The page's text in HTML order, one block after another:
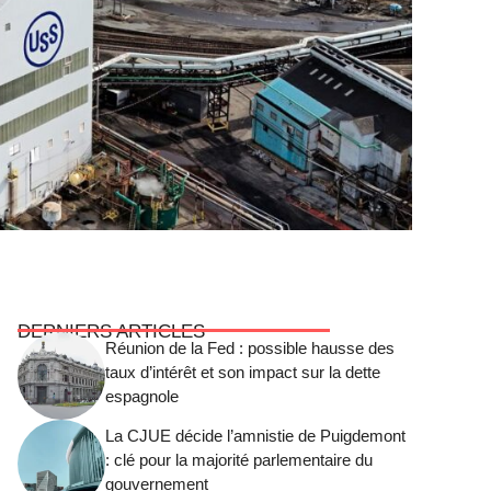
DERNIERS ARTICLES
Réunion de la Fed : possible hausse des
taux d’intérêt et son impact sur la dette
espagnole
La CJUE décide l’amnistie de Puigdemont
: clé pour la majorité parlementaire du
gouvernement